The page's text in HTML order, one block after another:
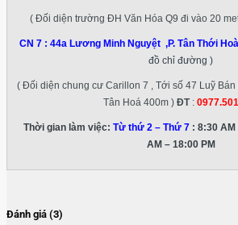
( Đối diện trường ĐH Văn Hóa Q9 đi vào 20
CN 7 : 44a Lương Minh Nguyệt ,P. Tân Thới
đồ chỉ đường )
( Đối diện chung cư Carillon 7 , Tới số 47 Luỹ Bán
Tân Hoá 400m ) ĐT:
Thời gian làm việc: Từ thứ 2 – Thứ 7: 8:30 AM
AM – 18:00 PM
Đánh giá (3)